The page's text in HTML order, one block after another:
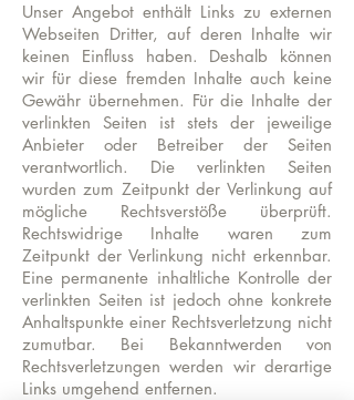
Unser Angebot enthält Links zu externen
Webseiten Dritter, auf deren Inhalte wir
keinen Einfluss haben. Deshalb können
wir für diese fremden Inhalte auch keine
Gewähr übernehmen. Für die Inhalte der
verlinkten Seiten ist stets der jeweilige
Anbieter oder Betreiber der Seiten
verantwortlich. Die verlinkten Seiten
wurden zum Zeitpunkt der Verlinkung auf
mögliche Rechtsverstöße überprüft.
Rechtswidrige Inhalte waren zum
Zeitpunkt der Verlinkung nicht erkennbar.
Eine permanente inhaltliche Kontrolle der
verlinkten Seiten ist jedoch ohne konkrete
Anhaltspunkte einer Rechtsverletzung nicht
zumutbar. Bei Bekanntwerden von
Rechtsverletzungen werden wir derartige
Links umgehend entfernen.